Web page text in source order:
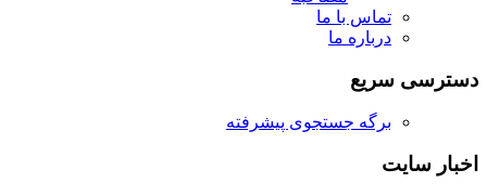
تماس با ما
درباره ما
دسترسی سریع
برگه جستجوی پیشرفته
اخبار سایت